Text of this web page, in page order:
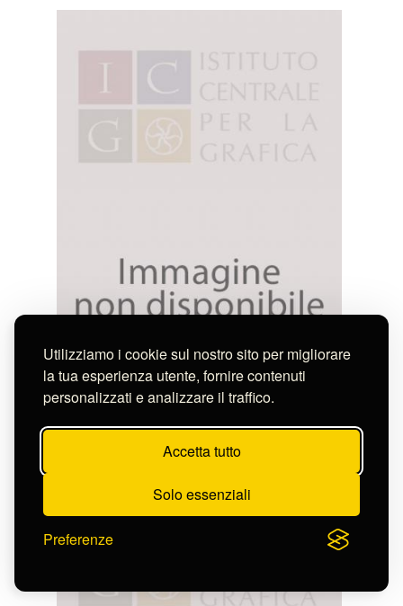
Utilizziamo i cookie sul nostro sito per migliorare
la tua esperienza utente, fornire contenuti
personalizzati e analizzare il traffico.
Accetta tutto
Solo essenziali
Preferenze
Frezza Girolamo
S-FC10147